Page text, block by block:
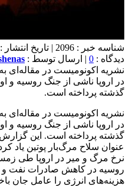
دیدگاه : 0 | ارسال توسط :
نشریه اکونومیست در مقاله‌ای
در اروپا ناشی از جنگ روسیه و
گذشته پرداخته است.
نشریه اکونومیست در مقاله‌ای
در اروپا ناشی از جنگ روسیه و
گذشته پرداخته است. این
عنوان سلاح مرگ‌بار پوتین یاد
نرخ مرگ و میر در اروپا طی
روسیه در کاهش صادرات نفت و
هزینه‌های انرژی را عامل جان